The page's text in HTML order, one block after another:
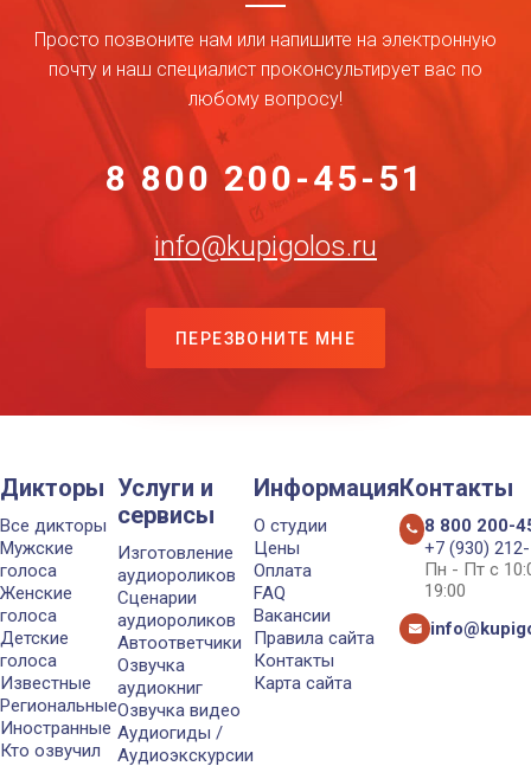
Просто позвоните нам или напишите на электронную
почту и наш специалист проконсультирует вас по
любому вопросу!
8 800 200-45-51
info@kupigolos.ru
ПЕРЕЗВОНИТЕ МНЕ
Дикторы
Все дикторы
Мужские
голоса
Женские
голоса
Детские
голоса
Известные
Региональные
Иностранные
Кто озвучил
Услуги и
сервисы
Изготовление
аудиороликов
Сценарии
аудиороликов
Автоответчики
Озвучка
аудиокниг
Озвучка видео
Аудиогиды /
Аудиоэкскурсии
Информация
О студии
Цены
Оплата
FAQ
Вакансии
Правила сайта
Контакты
Карта сайта
Контакты
8 800 200-
+7 (930)
Пн - Пт с
19:00